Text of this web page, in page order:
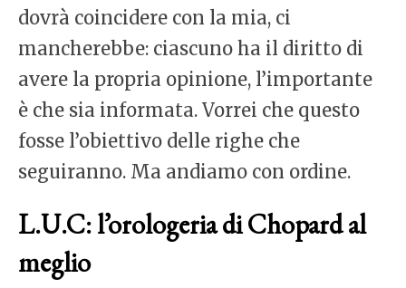
dovrà coincidere con la mia, ci
mancherebbe: ciascuno ha il diritto di
avere la propria opinione, l’importante
è che sia informata. Vorrei che questo
fosse l’obiettivo delle righe che
seguiranno. Ma andiamo con ordine.
L.U.C: l’orologeria di Chopard al
meglio